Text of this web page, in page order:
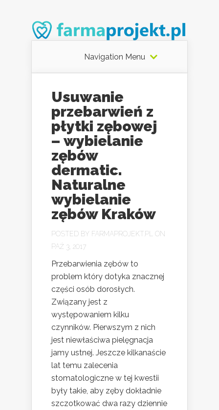
Navigation Menu
Usuwanie
przebarwień z
płytki zębowej
– wybielanie
zębów
dermatic.
Naturalne
wybielanie
zębów Kraków
POSTED BY FARMAPROJEKT.PL
ON
PAŹ 3, 2017
Przebarwienia zębów to
problem który dotyka znacznej
części osób dorosłych.
Związany jest z
występowaniem kilku
czynników. Pierwszym z nich
jest niewłaściwa pielęgnacja
jamy ustnej. Jeszcze kilkanaście
lat temu zalecenia
stomatologiczne w tej kwestii
były takie, aby zęby dokładnie
szczotkować dwa razy dziennie